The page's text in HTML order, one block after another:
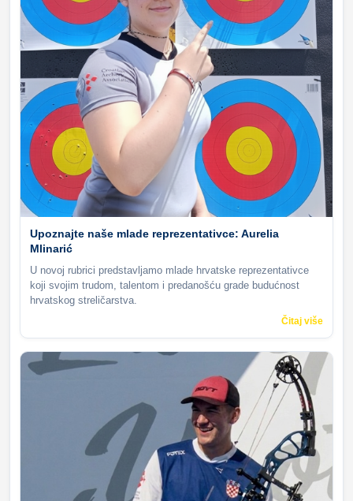
Upoznajte naše mlade reprezentativce: Aurelia
Mlinarić
U novoj rubrici predstavljamo mlade hrvatske reprezentativce
koji svojim trudom, talentom i predanošću grade budućnost
hrvatskog streličarstva.
Čitaj više